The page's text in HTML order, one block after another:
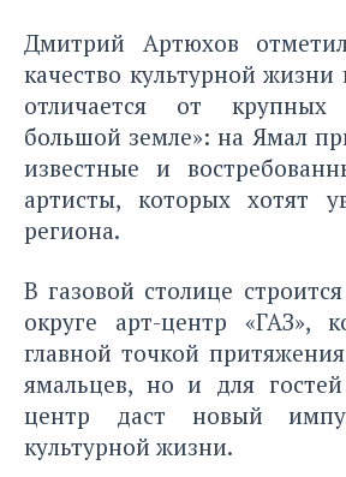
Дмитрий Артюхов
качество культурной
отличается от
большой земле»: на Ямал
известные и
артисты, которых хотят
региона.
В газовой столице
округе арт-центр «ГАЗ»,
главной точкой
ямальцев, но и для
центр даст новый
культурной жизни.